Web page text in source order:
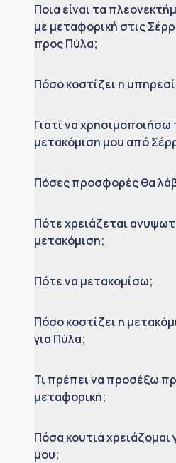
Ποια είναι τα
με μεταφορική στις
προς Πύλα;
Πόσο κοστίζει η
Γιατί να χρησιμοποιήσω
μετακόμιση μου από
Πόσες προσφορές θα
Πότε χρειάζεται
μετακόμιση;
Πότε να μετακομίσω;
Πόσο κοστίζει η
για Πύλα;
Τι πρέπει να προσέξω
μεταφορική;
Πόσα κουτιά χρειάζομαι
μου;